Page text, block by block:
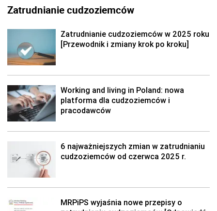
Zatrudnianie cudzoziemców
Zatrudnianie cudzoziemców w 2025 roku
[Przewodnik i zmiany krok po kroku]
Working and living in Poland: nowa
platforma dla cudzoziemców i
pracodawców
6 najważniejszych zmian w zatrudnianiu
cudzoziemców od czerwca 2025 r.
MRPiPS wyjaśnia nowe przepisy o